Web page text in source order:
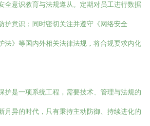
全意识教育与法规遵从。定期对员工进行数据
护意识；同时密切关注并遵守《网络安全
法》等国内外相关法律法规，将合规要求内化
护是一项系统工程，需要技术、管理与法规的
月异的时代，只有秉持主动防御、持续进化的